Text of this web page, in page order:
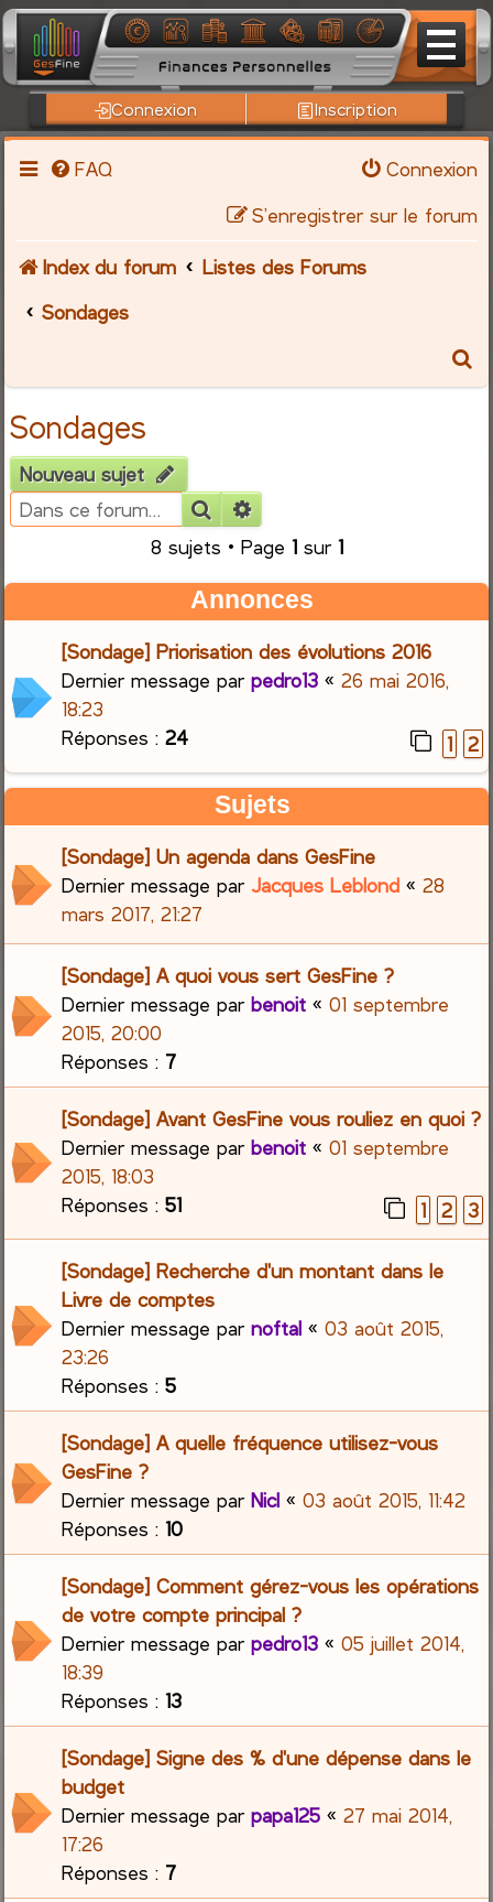
Connexion Inscription
FAQ
Connexion
S’enregistrer sur le forum
Index du forum
Listes des Forums
Sondages
r
c
r
Sondages
Nouveau sujet
Rechercher
8 sujets • Page 1sur 1
Annonces
[Sondage] Priorisation des évolutions 2016
Dernier message parpedro13 «26 mai 2016,
18:23
Réponses :24 1 2
Sujets
[Sondage] Un agenda dans GesFine
Dernier message parJacques Leblond «28
mars 2017, 21:27
[Sondage] A quoi vous sert GesFine ?
Dernier message parbenoit «01 septembre
2015, 20:00
Réponses : 7
[Sondage] Avant GesFine vous rouliez en quoi ?
Dernier message parbenoit «01 septembre
2015, 18:03
Réponses :51 1 2 3
[Sondage] Recherche d'un montant dans le
Livre de comptes
Dernier message parnoftal «03 août 2015,
23:26
Réponses :5
[Sondage] A quelle fréquence utilisez-vous
GesFine ?
Dernier message parNicl «03 août 2015, 11:42
Réponses :10
[Sondage] Comment gérez-vous les opérations
de votre compte principal ?
Dernier message parpedro13 «05 juillet 2014,
18:39
Réponses :13
[Sondage] Signe des % d'une dépense dans le
budget
Dernier message parpapa125 «27 mai 2014,
17:26
Réponses : 7